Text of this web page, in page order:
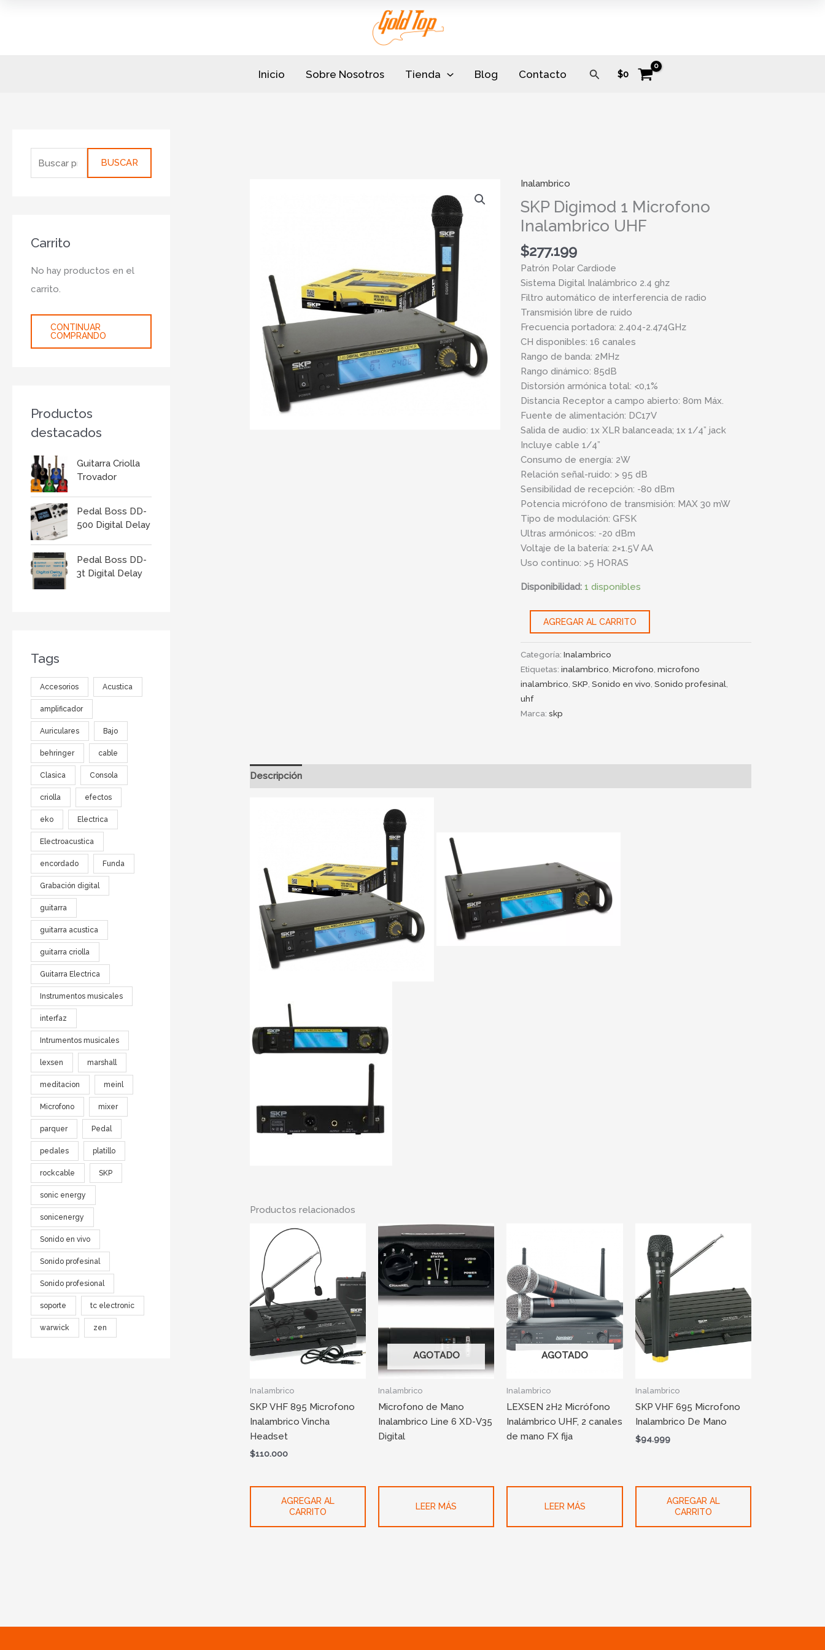
Inicio Sobre Nosotros Tienda Blog Contacto Buscar
$0
s
p
o
r
BUSCAR
Carrito
No hay productos en el
carrito.
CONTINUAR
COMPRANDO
Productos
destacados
Guitarra Criolla
Trovador
Pedal Boss DD-
500 Digital Delay
Pedal Boss DD-
3t Digital Delay
Tags
Accesorios Acustica
amplificador
Auriculares Bajo
behringer cable
Clasica Consola
criolla efectos
eko Electrica
Electroacustica
encordado Funda
Grabación digital
guitarra
guitarra acustica
guitarra criolla
Guitarra Electrica
Instrumentos musicales
interfaz
Intrumentos musicales
lexsen marshall
meditacion meinl
Microfono mixer
parquer Pedal
pedales platillo
rockcable SKP
sonic energy
sonicenergy
Sonido en vivo
Sonido profesinal
Sonido profesional
soporte tc electronic
warwick zen
Inalambrico
SKP Digimod 1 Microfono
Inalambrico UHF
$277.199
Patrón Polar Cardiode
Sistema Digital Inalámbrico 2.4 ghz
Filtro automático de interferencia de radio
Transmisión libre de ruido
Frecuencia portadora: 2.404-2.474GHz
CH disponibles: 16 canales
Rango de banda: 2MHz
Rango dinámico: 85dB
Distorsión armónica total: <0,1%
Distancia Receptor a campo abierto: 80m Máx.
Fuente de alimentación: DC17V
Salida de audio: 1x XLR balanceada; 1x 1/4” jack
Incluye cable 1/4”
Consumo de energía: 2W
Relación señal-ruido: > 95 dB
Sensibilidad de recepción: -80 dBm
Potencia micrófono de transmisión: MAX 30 mW
Tipo de modulación: GFSK
Ultras armónicos: -20 dBm
Voltaje de la batería: 2×1.5V AA
Uso continuo: >5 HORAS
Disponibilidad: 1 disponibles
SKP
Digimod
1
Microfono
Inalambrico
UHF
cantidad
AGREGAR AL CARRITO
Categoría:Inalambrico
Etiquetas:inalambrico ,Microfono ,microfono
inalambrico ,SKP ,Sonido en vivo ,Sonido profesinal
uhf
Marca:skp
Descripción
Productos relacionados
Inalambrico
SKP VHF 895 Microfono
Inalambrico Vincha
Headset
$110.000
AGREGAR AL
CARRITO
AGOTADO
Inalambrico
Microfono de Mano
Inalambrico Line 6 XD-V35
Digital
LEER MÁS
AGOTADO
Inalambrico
LEXSEN 2H2 Micrófono
Inalámbrico UHF, 2 canales
de mano FX fija
LEER MÁS
Inalambrico
SKP VHF 695 Microfono
Inalambrico De Mano
$94.999
AGREGAR AL
CARRITO